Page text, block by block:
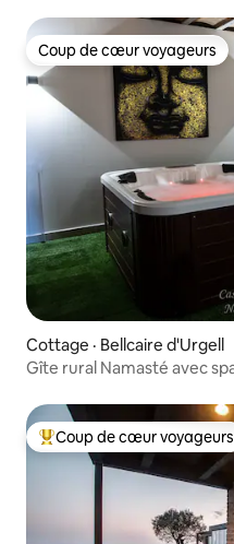
Coup de cœur voyageurs
Coup de cœur voyageurs
Cottage · Bellcaire d'Urgell
Gîte rural Namasté avec
Coup de cœur voyageurs
Coup de cœur voyageurs